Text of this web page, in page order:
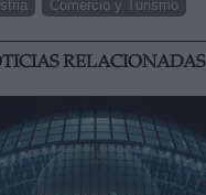
Comercio y Turismo
RELACIONADAS